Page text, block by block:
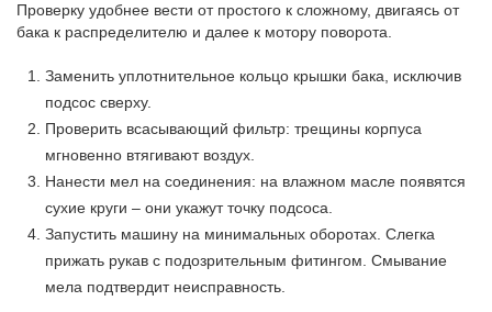
Проверку удобнее вести от простого к сложному, двигаясь от
бака к распределителю и далее к мотору поворота.
Заменить уплотнительное кольцо крышки бака, исключив
подсос сверху.
Проверить всасывающий фильтр: трещины корпуса
мгновенно втягивают воздух.
Нанести мел на соединения: на влажном масле появятся
сухие круги – они укажут точку подсоса.
Запустить машину на минимальных оборотах. Слегка
прижать рукав с подозрительным фитингом. Смывание
мела подтвердит неисправность.